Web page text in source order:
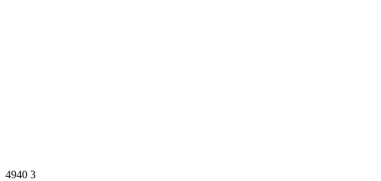
4940 3